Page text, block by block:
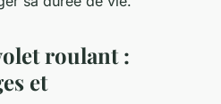
roulant :
et